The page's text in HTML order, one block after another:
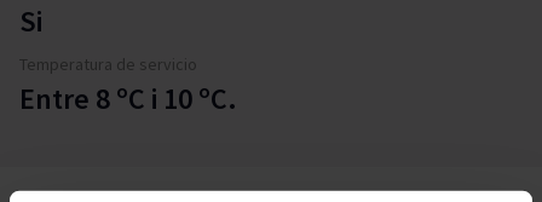
Si
Temperatura de servicio
Entre 8 ºC i 10 ºC.